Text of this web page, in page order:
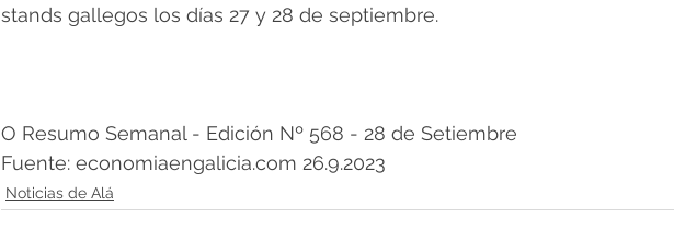
stands gallegos los días 27 y 28 de septiembre.
O Resumo Semanal - Edición Nº 568 - 28 de Setiembre
Fuente: economiaengalicia.com 26.9.2023
Noticias de Alá